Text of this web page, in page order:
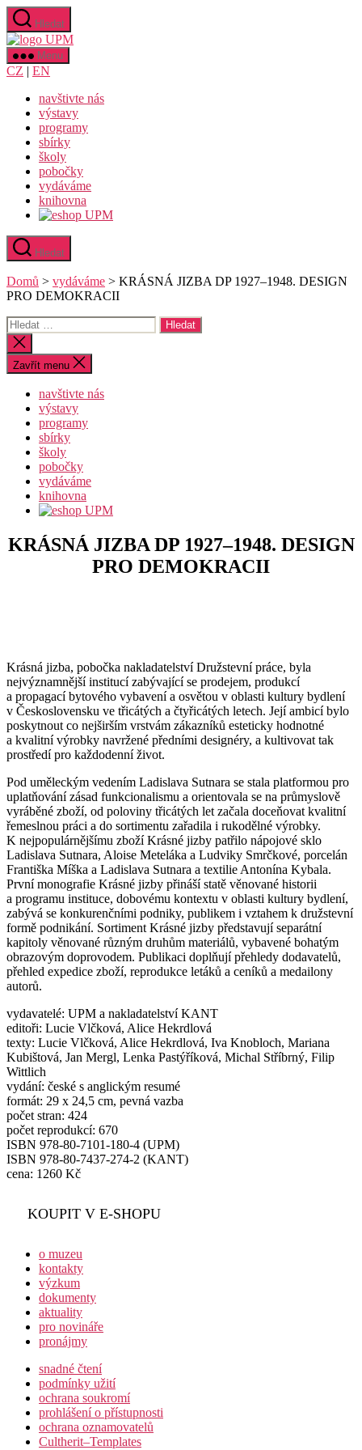
Přejít
obsahu
Hledat
Uměleckoprůmyslové
Menu
CZ | EN
navštivte nás
výstavy
programy
sbírky
školy
pobočky
vydáváme
knihovna
Hledat
Domů > vydáváme > KRÁSNÁ JIZBA DP 1927–1948. DESIGN
PRO DEMOKRACII
Výsledky
vyhledávání:
Zavřít
vyhledávání
Zavřít menu
navštivte nás
výstavy
programy
sbírky
školy
pobočky
vydáváme
knihovna
KRÁSNÁ JIZBA DP 1927–1948. DESIGN
PRO DEMOKRACII
Krásná jizba, pobočka nakladatelství Družstevní práce, byla
nejvýznamnější institucí zabývající se prodejem, produkcí
a propagací bytového vybavení a osvětou v oblasti kultury bydlení
v Československu ve třicátých a čtyřicátých letech. Její ambicí bylo
poskytnout co nejširším vrstvám zákazníků esteticky hodnotné
a kvalitní výrobky navržené předními designéry, a kultivovat tak
prostředí pro každodenní život.
Pod uměleckým vedením Ladislava Sutnara se stala platformou pro
uplatňování zásad funkcionalismu a orientovala se na průmyslově
vyráběné zboží, od poloviny třicátých let začala doceňovat kvalitní
řemeslnou práci a do sortimentu zařadila i rukodělné výrobky.
K nejpopulárnějšímu zboží Krásné jizby patřilo nápojové sklo
Ladislava Sutnara, Aloise Meteláka a Ludviky Smrčkové, porcelán
Františka Míška a Ladislava Sutnara a textilie Antonína Kybala.
První monografie Krásné jizby přináší statě věnované historii
a programu instituce, dobovému kontextu v oblasti kultury bydlení,
zabývá se konkurenčními podniky, publikem i vztahem k družstevní
formě podnikání. Sortiment Krásné jizby představují separátní
kapitoly věnované různým druhům materiálů, vybavené bohatým
obrazovým doprovodem. Publikaci doplňují přehledy dodavatelů,
přehled expedice zboží, reprodukce letáků a ceníků a medailony
autorů.
vydavatelé: UPM a nakladatelství KANT
editoři: Lucie Vlčková, Alice Hekrdlová
texty: Lucie Vlčková, Alice Hekrdlová, Iva Knobloch, Mariana
Kubištová, Jan Mergl, Lenka Pastýříková, Michal Stříbrný, Filip
Wittlich
vydání: české s anglickým resumé
formát: 29 x 24,5 cm, pevná vazba
počet stran: 424
počet reprodukcí: 670
ISBN 978-80-7101-180-4 (UPM)
ISBN 978-80-7437-274-2 (KANT)
cena: 1260 Kč
KOUPIT V E-SHOPU
o muzeu
kontakty
výzkum
dokumenty
aktuality
pro novináře
pronájmy
snadné čtení
podmínky užití
ochrana soukromí
prohlášení o přístupnosti
ochrana oznamovatelů
Cultherit–Templates